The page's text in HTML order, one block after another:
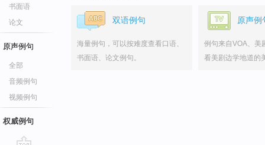
书面语
论文
原声例句
全部
音频例句
视频例句
权威例句
双语例句
海量例句，可以按难度查看口语、
书面语、论文例句。
原声例
例句来自VOA、美
看美剧边学地道的